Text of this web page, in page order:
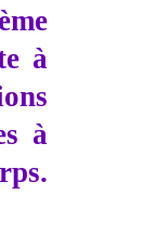
à
à